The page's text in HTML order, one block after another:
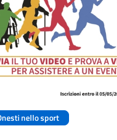
nello sport